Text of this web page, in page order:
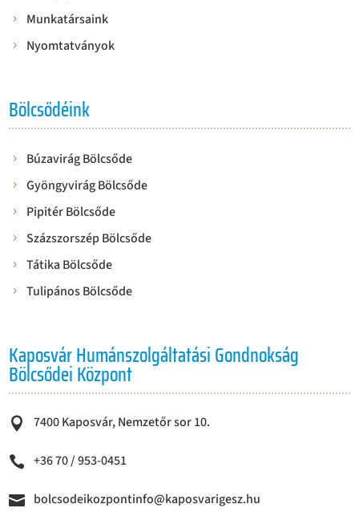
Munkatársaink
Nyomtatványok
Bölcsődéink
Búzavirág Bölcsőde
Gyöngyvirág Bölcsőde
Pipitér Bölcsőde
Százszorszép Bölcsőde
Tátika Bölcsőde
Tulipános Bölcsőde
Kaposvár Humánszolgáltatási Gondnokság
Bölcsődei Központ
 7400 Kaposvár, Nemzetőr sor 10.
 +36 70 / 953-0451
 bolcsodeikozpontinfo@kaposvarigesz.hu